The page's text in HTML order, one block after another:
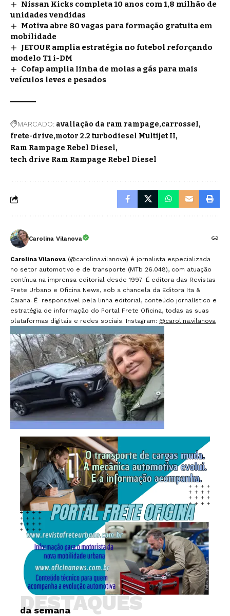
Nissan Kicks completa 10 anos com 1,8 milhão de
unidades vendidas
Motiva abre 80 vagas para formação gratuita em
mobilidade
JETOUR amplia estratégia no futebol reforçando
modelo T1 i-DM
Cofap amplia linha de molas a gás para mais
veículos leves e pesados
MARCADO: avaliação da ram rampage carrossel
frete-drive motor 2.2 turbodiesel Multijet II
Ram Rampage Rebel Diesel
tech drive Ram Rampage Rebel Diesel
Carolina Vilanova
Carolina Vilanova (@carolina.vilanova) é jornalista especializada
no setor automotivo e de transporte (MTb 26.048), com atuação
contínua na imprensa editorial desde 1997. É editora das Revistas
Frete Urbano e Oficina News, sob a chancela da Editora Ita &
Caiana. É responsável pela linha editorial, conteúdo jornalístico e
estratégia de informação do Portal Frete Oficina, todas as suas
plataformas digitais e redes sociais. Instagram: @carolina.vilanova
da semana
DESTAQUES